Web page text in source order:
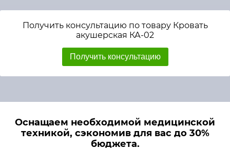
Получить консультацию по товару Кровать
акушерская КА-02
Получить консультацию
Оснащаем необходимой медицинской
техникой, сэкономив для вас до 30%
бюджета.